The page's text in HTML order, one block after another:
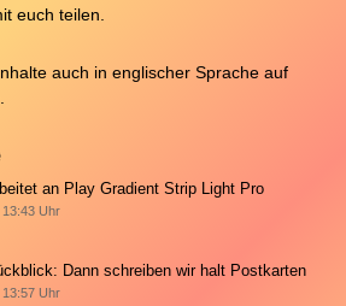
euch teilen.
auch in englischer Sprache auf
an Play Gradient Strip Light Pro
Uhr
Dann schreiben wir halt Postkarten
Uhr